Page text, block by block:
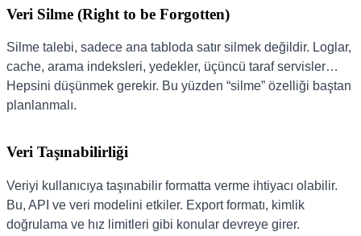
Veri Silme (Right to be Forgotten)
Silme talebi, sadece ana tabloda satır silmek değildir. Loglar,
cache, arama indeksleri, yedekler, üçüncü taraf servisler…
Hepsini düşünmek gerekir. Bu yüzden “silme” özelliği baştan
planlanmalı.
Veri Taşınabilirliği
Veriyi kullanıcıya taşınabilir formatta verme ihtiyacı olabilir.
Bu, API ve veri modelini etkiler. Export formatı, kimlik
doğrulama ve hız limitleri gibi konular devreye girer.